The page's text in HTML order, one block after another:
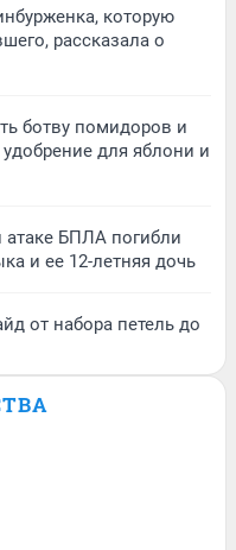
которую
рассказала о
ботву помидоров и
для яблони и
БПЛА погибли
и ее 12-летняя дочь
от набора петель до